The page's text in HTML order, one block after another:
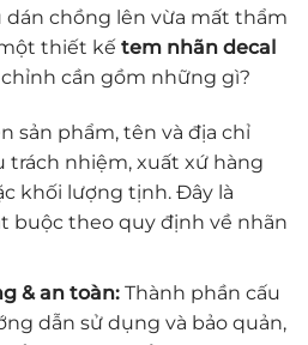
chồng lên vừa mất thẩm
thiết kế tem nhãn decal
cần gồm những gì?
sản phẩm, tên và địa chỉ
trách nhiệm, xuất xứ hàng
khối lượng tịnh. Đây là
buộc theo quy định về nhãn
& an toàn:Thành phần cấu
dẫn sử dụng và bảo quản,